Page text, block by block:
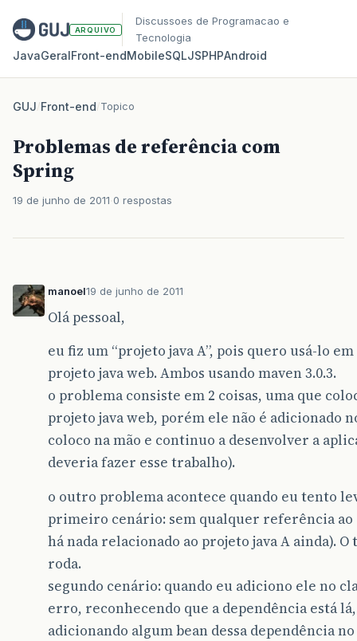
ARQUIVO
Discussoes de Programacao e
Tecnologia
JavaGeralFront‑endMobileSQLJSPHPAndroid
GUJ/Front-end/Topico
Problemas de referência com
Spring
19 de junho de 2011 0 respostas
manoel19 de junho de 2011
Olá pessoal,
eu fiz um “projeto java A”, pois quero usá-lo
projeto java web. Ambos usando maven 3.0.3.
o problema consiste em 2 coisas, uma que
projeto java web, porém ele não é adicionado
coloco na mão e continuo a desenvolver a
deveria fazer esse trabalho).
o outro problema acontece quando eu tento
primeiro cenário: sem qualquer referência ao
há nada relacionado ao projeto java A ainda).
roda.
segundo cenário: quando eu adiciono ele no
erro, reconhecendo que a dependência está
adicionando algum bean dessa dependência